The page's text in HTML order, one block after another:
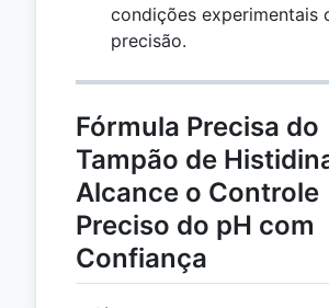
condições experimentais
precisão.
Fórmula Precisa do
Tampão de
Alcance o Controle
Preciso do pH com
Confiança